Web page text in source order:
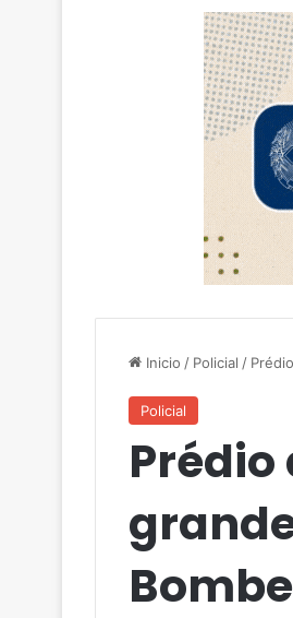
Inicio / Policial /
Policial
Prédio